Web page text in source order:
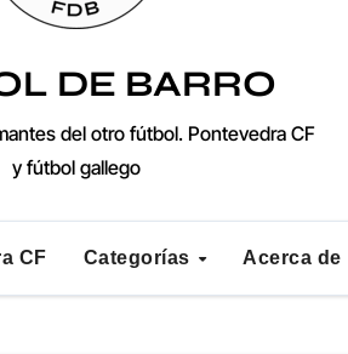
DE BARRO
del otro fútbol. Pontevedra CF
y fútbol gallego
CF Categorías Acerca de